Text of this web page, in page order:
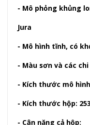
- Mô phỏng khủng
Jura
- Mô hình tĩnh, có
- Màu sơn và các
- Kích thước mô
- Kích thước hộp:
- Cân nặng cả hộp: